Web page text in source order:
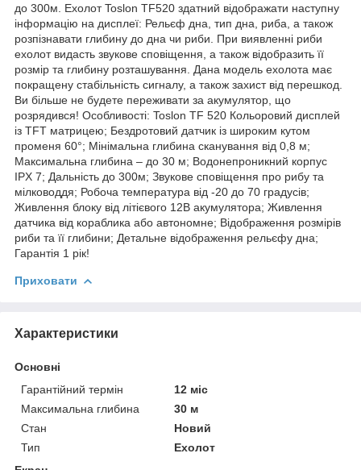
до 300м. Ехолот Toslon TF520 здатний відображати наступну
інформацію на дисплеї: Рельєф дна, тип дна, риба, а також
розпізнавати глибину до дна чи риби. При виявленні риби
ехолот видасть звукове сповіщення, а також відобразить її
розмір та глибину розташування. Дана модель ехолота має
покращену стабільність сигналу, а також захист від перешкод.
Ви більше не будете переживати за акумулятор, що
розрядився! Особливості: Toslon TF 520 Кольоровий дисплей
із TFT матрицею; Бездротовий датчик із широким кутом
променя 60°; Мінімальна глибина сканування від 0,8 м;
Максимальна глибина – до 30 м; Водонепроникний корпус
IPX 7; Дальність до 300м; Звукове сповіщення про рибу та
мілководдя; Робоча температура від -20 до 70 градусів;
Живлення блоку від літієвого 12В акумулятора; Живлення
датчика від кораблика або автономне; Відображення розмірів
риби та її глибини; Детальне відображення рельєфу дна;
Гарантія 1 рік!
Приховати
Характеристики
Основні
Гарантійний термін
12 міс
Максимальна глибина
30 м
Стан
Новий
Тип
Ехолот